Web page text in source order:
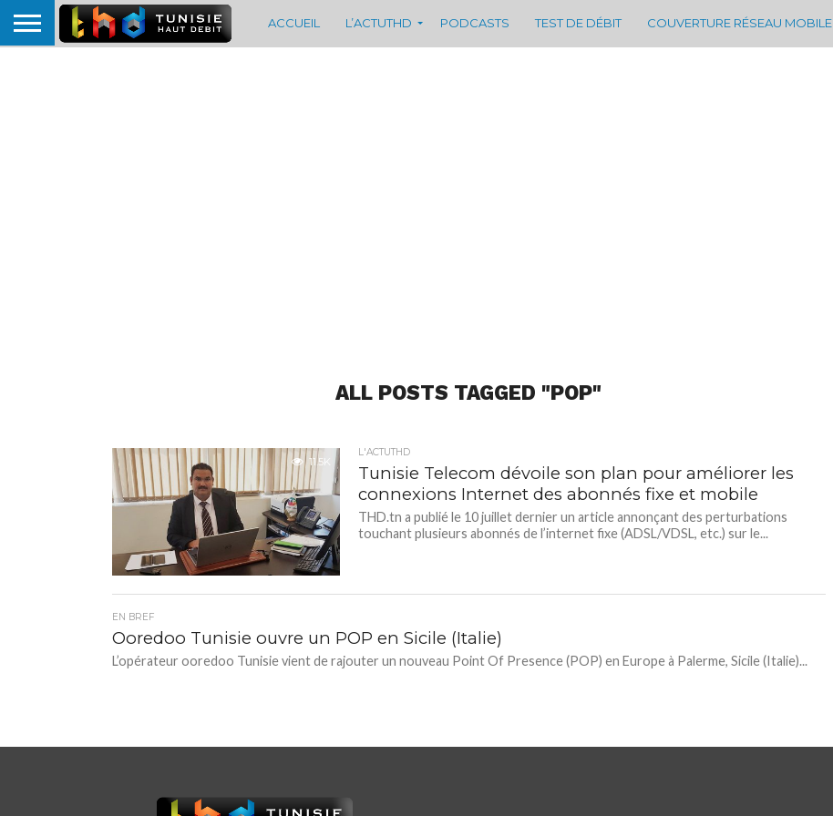
ACCUEIL L’ACTUTHD PODCASTS TEST DE DÉBIT COUVERTURE RÉSEAU MOBILE
ALL POSTS TAGGED "POP"
11.5K
L'ACTUTHD
Tunisie Telecom dévoile son plan pour améliorer les
connexions Internet des abonnés fixe et mobile
THD.tn a publié le 10 juillet dernier un article annonçant des perturbations
touchant plusieurs abonnés de l’internet fixe (ADSL/VDSL, etc.) sur le...
EN BREF
Ooredoo Tunisie ouvre un POP en Sicile (Italie)
L’opérateur ooredoo Tunisie vient de rajouter un nouveau Point Of Presence (POP) en Europe à Palerme, Sicile (Italie)...